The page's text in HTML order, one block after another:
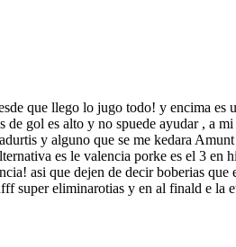
que llego lo jugo todo! y encima
gol es alto y no spuede ayudar , a
y alguno que se me kedara
es le valencia porke es el 3
asi que dejen de decir boberias
super eliminarotias y en al finald e la